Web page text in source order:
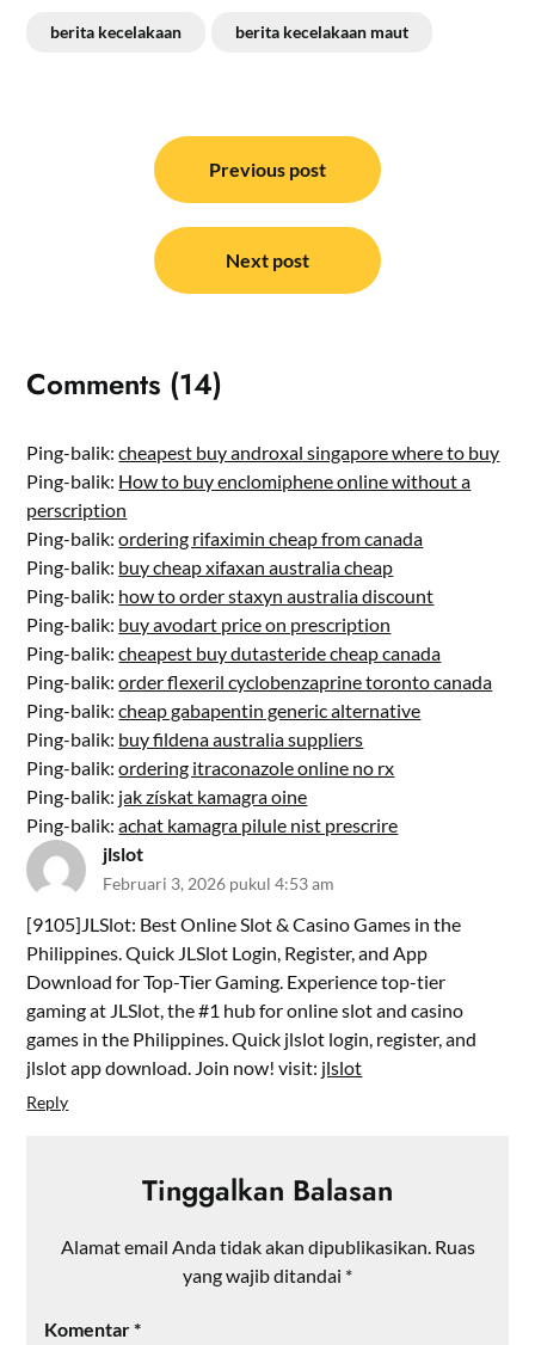
berita kecelakaan berita kecelakaan maut
Previous post
Next post
Comments (14)
Ping-balik:cheapest buy androxal singapore where to buy
Ping-balik: How to buy enclomiphene online without a
perscription
Ping-balik:ordering rifaximin cheap from canada
Ping-balik: buy cheap xifaxan australia cheap
Ping-balik: how to order staxyn australia discount
Ping-balik: buy avodart price on prescription
Ping-balik:cheapest buy dutasteride cheap canada
Ping-balik:order flexeril cyclobenzaprine toronto canada
Ping-balik:cheap gabapentin generic alternative
Ping-balik: buy fildena australia suppliers
Ping-balik:ordering itraconazole online no rx
Ping-balik: jak získat kamagra oine
Ping-balik:achat kamagra pilule nist prescrire
jlslot
Februari 3, 2026 pukul 4:53 am
[9105]JLSlot: Best Online Slot & Casino Games in the
Philippines. Quick JLSlot Login, Register, and App
Download for Top-Tier Gaming. Experience top-tier
gaming at JLSlot, the #1 hub for online slot and casino
games in the Philippines. Quick jlslot login, register, and
jlslot app download. Join now! visit: jlslot
Reply
Tinggalkan Balasan
Alamat email Anda tidak akan dipublikasikan. Ruas
yang wajib ditandai *
Komentar*